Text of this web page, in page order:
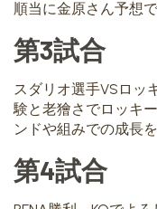
順当に金原さん予想
第3試合
スダリオ選手VSロッ
験と老獪さでロッキ
ンドや組みでの成長
第4試合